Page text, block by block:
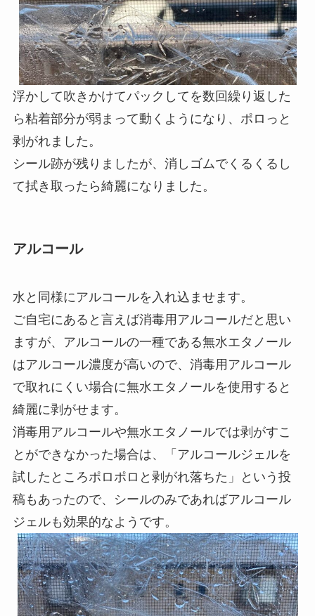
浮かして吹きかけてパックしてを数回繰り返した
ら粘着部分が弱まって動くようになり、ポロっと
剥がれました。
シール跡が残りましたが、消しゴムでくるくるし
て拭き取ったら綺麗になりました。
アルコール
水と同様にアルコールを入れ込ませます。
ご自宅にあると言えば消毒用アルコールだと思い
ますが、アルコールの一種である無水エタノール
はアルコール濃度が高いので、消毒用アルコール
で取れにくい場合に無水エタノールを使用すると
綺麗に剥がせます。
消毒用アルコールや無水エタノールでは剥がすこ
とができなかった場合は、「アルコールジェルを
試したところポロポロと剥がれ落ちた」という投
稿もあったので、シールのみであればアルコール
ジェルも効果的なようです。